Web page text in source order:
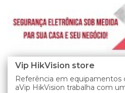
Vip HikVision store
Referência em equipamentos
aVip HikVision trabalha com